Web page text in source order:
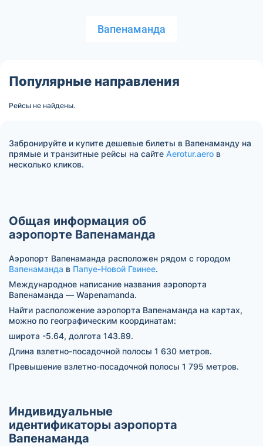
Вапенаманда
Популярные направления
Рейсы не найдены.
Забронируйте и купите дешевые билеты в Вапенаманду на
прямые и транзитные рейсы на сайте Aerotur.aero в
несколько кликов.
Общая информация об
аэропорте Вапенаманда
Аэропорт Вапенаманда расположен рядом с городом
Вапенаманда в Папуе-Новой Гвинее.
Международное написание названия аэропорта
Вапенаманда — Wapenamanda.
Найти расположение аэропорта Вапенаманда на картах,
можно по географическим координатам:
широта -5.64, долгота 143.89.
Длина взлетно-посадочной полосы 1 630 метров.
Превышение взлетно-посадочной полосы 1 795 метров.
Индивидуальные
идентификаторы аэропорта
Вапенаманда